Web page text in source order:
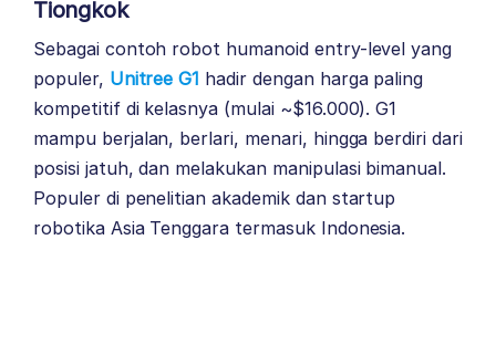
Tiongkok
Sebagai contoh robot humanoid entry-level yang
populer, Unitree G1 hadir dengan harga paling
kompetitif di kelasnya (mulai ~$16.000). G1
mampu berjalan, berlari, menari, hingga berdiri dari
posisi jatuh, dan melakukan manipulasi bimanual.
Populer di penelitian akademik dan startup
robotika Asia Tenggara termasuk Indonesia.